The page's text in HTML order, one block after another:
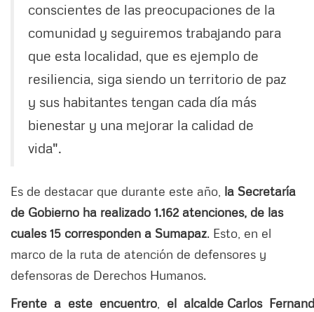
conscientes de las preocupaciones de la
comunidad y seguiremos trabajando para
que esta localidad, que es ejemplo de
resiliencia, siga siendo un territorio de paz
y sus habitantes tengan cada día más
bienestar y una mejorar la calidad de
vida".
Es de destacar que durante este año, la Secretaría
de Gobierno ha realizado 1.162 atenciones, de las
cuales 15 corresponden a Sumapaz. Esto, en el
marco de la ruta de atención de defensores y
defensoras de Derechos Humanos.
Frente a este encuentro el alcalde Carlos